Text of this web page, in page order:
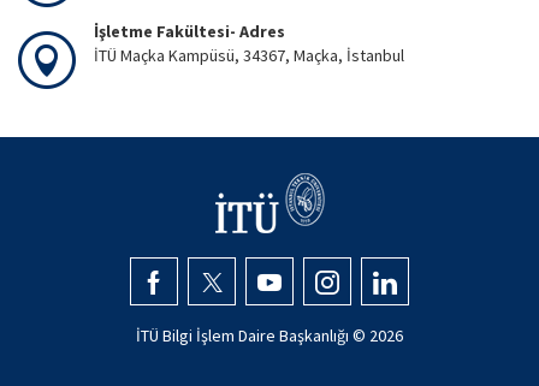
İşletme Fakültesi- Adres
İTÜ Maçka Kampüsü, 34367, Maçka, İstanbul
İTÜ Bilgi İşlem Daire Başkanlığı © 2026